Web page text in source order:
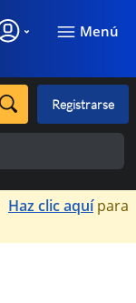
Menú
Registrarse
×
Haz clic aquípara